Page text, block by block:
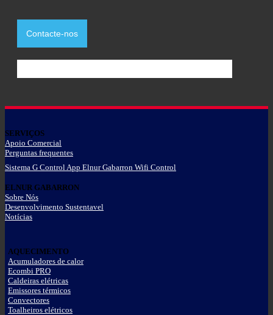
Contacte-nos
SERVIÇOS
Apoio Comercial
Perguntas frequentes
Sistema G Control App Elnur Gabarron Wifi Control
ELNUR GABARRON
Sobre Nós
Desenvolvimento Sustentavel
Notícias
AQUECIMENTO
Acumuladores de calor
Ecombi PRO
Caldeiras elétricas
Emissores térmicos
Convectores
Toalheiros elétricos